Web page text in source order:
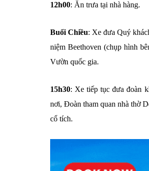
12h00: Ăn trưa tại nhà hàng.
Buổi Chiều: Xe đưa Quý
niệm Beethoven (chụp hình
Vườn quốc gia.
15h30: Xe tiếp tục đưa đoàn
nơi, Đoàn tham quan nhà thờ
cổ tích.